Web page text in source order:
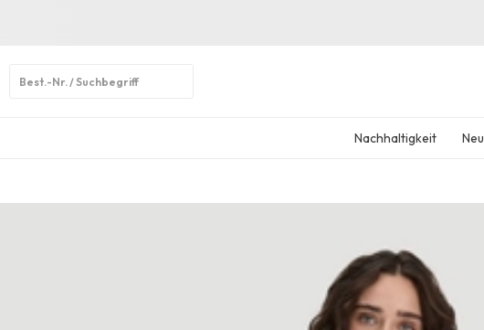
Nachhaltigkeit Neu